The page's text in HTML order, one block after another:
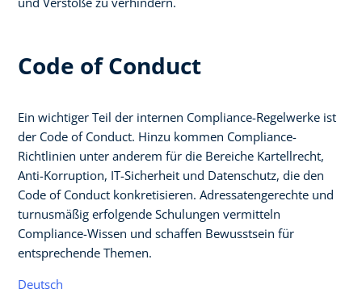
Code of Conduct
Ein wichtiger Teil der internen Compliance-Regelwerke ist
der Code of Conduct. Hinzu kommen Compliance-
Richtlinien unter anderem für die Bereiche Kartellrecht,
Anti-Korruption, IT-Sicherheit und Datenschutz, die den
Code of Conduct konkretisieren. Adressatengerechte und
turnusmäßig erfolgende Schulungen vermitteln
Compliance-Wissen und schaffen Bewusstsein für
entsprechende Themen.
Deutsch